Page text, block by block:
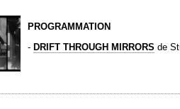
PROGRAMMATION
- DRIFT THROUGH MIRRORS de